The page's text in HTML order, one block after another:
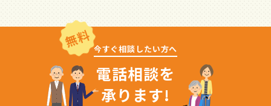
無料 今すぐ相談したい方へ
電話相談を
承ります!